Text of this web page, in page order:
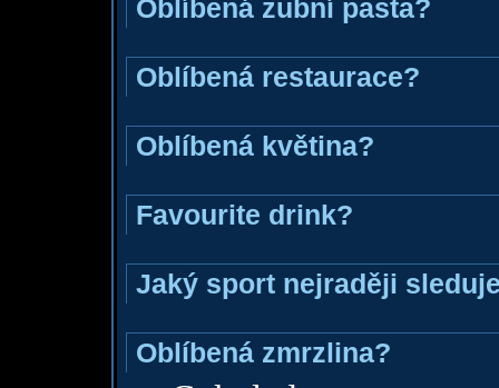
Oblíbená zubní pasta?
Oblíbená restaurace?
Oblíbená květina?
Favourite drink?
Jaký sport nejraději
Oblíbená zmrzlina?